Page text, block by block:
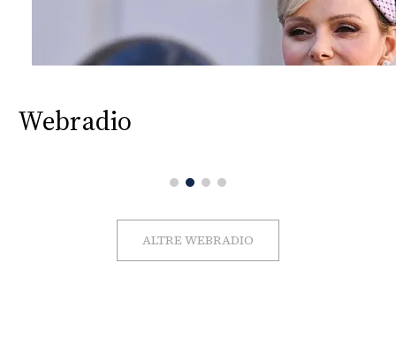
Webradio
ALTRE WEBRADIO